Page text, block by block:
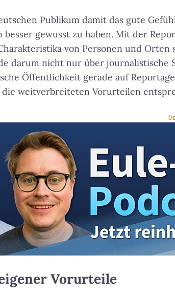
Publikum damit das gute
gewusst zu haben. Mit der
von Personen und
darum nicht nur über journalistische
Öffentlichkeit gerade auf
weitverbreiteten Vorurteilen
Vorurteile